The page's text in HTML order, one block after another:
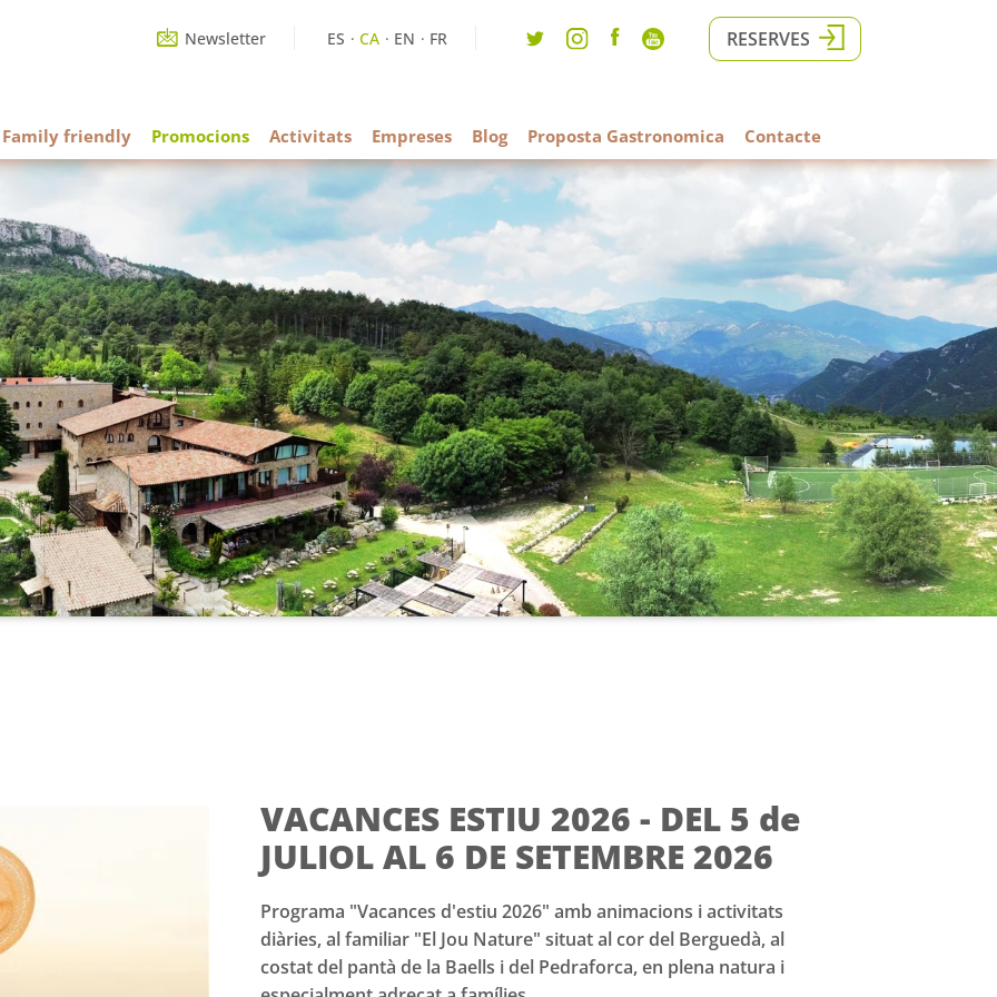
Newsletter ES CA EN FR RESERVES
Family friendly Promocions Activitats Empreses Blog Proposta Gastronomica Contacte
VACANCES ESTIU 2026 - DEL 5 de
JULIOL AL 6 DE SETEMBRE 2026
Programa "Vacances d'estiu 2026" amb animacions i activitats
diàries, al familiar "El Jou Nature" situat al cor del Berguedà, al
costat del pantà de la Baells i del Pedraforca, en plena natura i